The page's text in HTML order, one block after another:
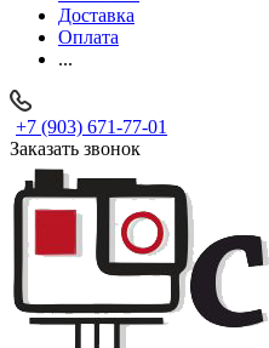
Доставка
Оплата
...
+7 (903) 671-77-01
Заказать звонок